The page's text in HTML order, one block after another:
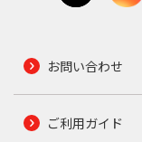
お問い合わせ
ご利用ガイド